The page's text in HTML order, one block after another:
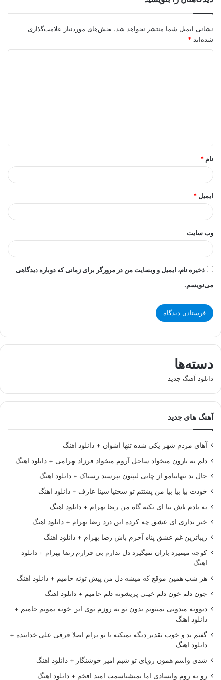
نشانی ایمیل شما منتشر نخواهد شد. بخش‌های موردنیاز علامت‌گذاری
شده‌اند *
*
نام *
ایمیل *
وب‌ سایت
ذخیره نام، ایمیل و وبسایت من در مرورگر برای زمانی که دوباره دیدگاهی
می‌نویسم.
دسته‌ها
دانلود آهنگ جدید
آهنگ های جدید
آهای مردم شهر یکی شده تنها اشوان + دانلود اهنگ
دلم یه بارون میخواد ساحل آروم میخواد فرزاد بهرامی + دانلود اهنگ
حال بد تنهاییامو از چایی لیپتون بپرسید رستاک + دانلود اهنگ
خودت بیا بیا بیا من پشتتم تو سختیا سینا عارف + دانلود اهنگ
به یادم باش بیا ای تکیه گاه من رضا بهرام + دانلود اهنگ
خبر نداری ای عشق چه کرده این درد رضا بهرام + دانلود اهنگ
زیباترین غم عشق پناه آخرم باش رضا بهرام + دانلود اهنگ
کوچه میمیرد باران نمیگیرد دل ندارم بی قرارم رضا بهرام + دانلود
اهنگ
هر شب همین موقع که میشه دل من پیش توئه حامیم + دانلود اهنگ
جون دلم خون دلم خیلی پریشونه دلم حامیم + دانلود اهنگ
دیوونه میدونی نمیتونم بدون تو یه روزم توی این خونه بمونم حامیم +
دانلود اهنگ
گفتم بد و خوب تقدیر دیگه نمیکنه با تو برام اصلا فرقی علی خدابنده +
دانلود اهنگ
شدی واسم همون رویای تو شبم امیر خوشنگار + دانلود اهنگ
رو به روم وایسادی اما نمیشناسمت امید افخم + دانلود اهنگ